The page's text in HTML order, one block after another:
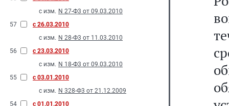
с изм. N 27-Ф3 от 09.03.2010
57
с 26.03.2010
с изм. N 28-Ф3 от 11.03.2010
56
с 23.03.2010
с изм. N 18-Ф3 от 09.03.2010
55
с 03.01.2010
с изм. N 328-Ф3 от 21.12.2009
54
с 01.01.2010